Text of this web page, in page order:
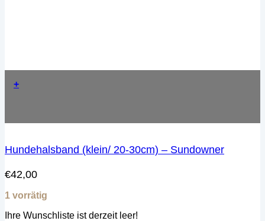
+
Hundehalsband (klein/ 20-30cm) – Sundowner
€42,00
1 vorrätig
Ihre Wunschliste ist derzeit leer!